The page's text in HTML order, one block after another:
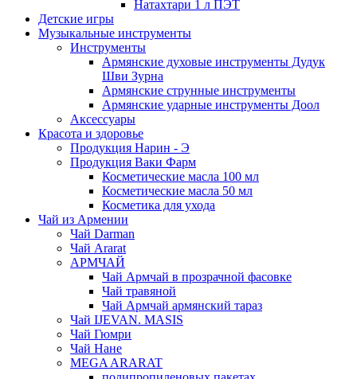
Натахтари 1 л ПЭТ
Детские игры
Музыкальные инструменты
Инструменты
Армянские духовые инструменты Дудук
Шви Зурна
Армянские струнные инструменты
Армянские ударные инструменты Доол
Аксессуары
Красота и здоровье
Продукция Нарин - Э
Продукция Ваки Фарм
Косметические масла 100 мл
Косметические масла 50 мл
Косметика для ухода
Чай из Армении
Чай Darman
Чай Ararat
АРМЧАЙ
Чай Армчай в прозрачной фасовке
Чай травяной
Чай Армчай армянский тараз
Чай IJEVAN. MASIS
Чай Гюмри
Чай Нане
MEGA ARARAT